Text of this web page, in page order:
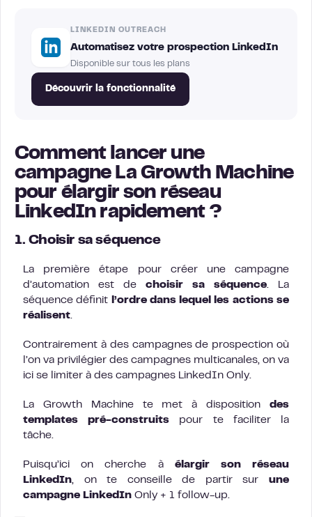
LINKEDIN OUTREACH
Automatisez votre prospection LinkedIn
Disponible sur tous les plans
Découvrir la fonctionnalité
Comment lancer une
campagne La Growth Machine
pour élargir son réseau
LinkedIn rapidement ?
1. Choisir sa séquence
La première étape pour créer une campagne
d’automation est de choisir sa séquence . La
séquence définit
l’ordre dans lequel les actions se
réalisent
Contrairement à des campagnes de prospection où
l’on va privilégier des campagnes multicanales, on va
ici se limiter à des campagnes LinkedIn Only.
La Growth Machine te met à disposition des
templates pré-construits pour te faciliter la
tâche.
Puisqu’ici on cherche à élargir son réseau
LinkedIn , on te conseille de partir sur une
campagne LinkedIn Only + 1 follow-up.